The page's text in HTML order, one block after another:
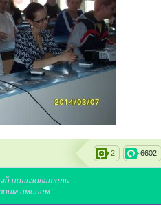
6602
2
пользователь.
именем.